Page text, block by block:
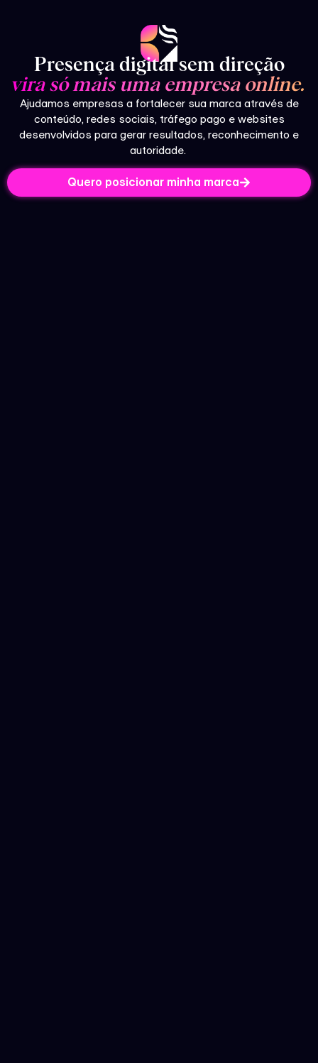
Presença digital sem direção
vira só mais uma empresa online.
Ajudamos empresas a fortalecer sua marca através de
conteúdo, redes sociais, tráfego pago e websites
desenvolvidos para gerar resultados, reconhecimento e
autoridade.
Quero posicionar minha marca